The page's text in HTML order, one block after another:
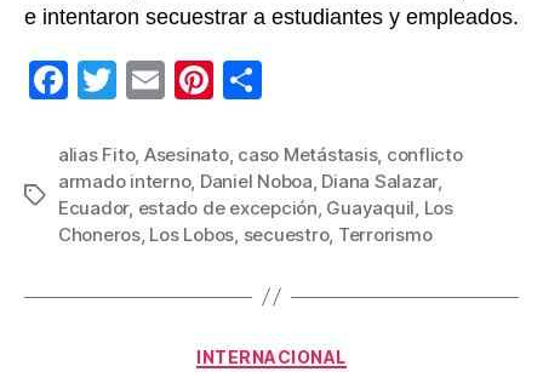
e intentaron secuestrar a estudiantes y empleados.
F
c
e
b
o
T
tt
er
E
ail
Pi
er
e
st
m
p
ar
Etiquetas
alias Fito, Asesinato, caso Metástasis, conflicto
armado interno, Daniel Noboa Diana Salazar,
Ecuador, estado de excepción Guayaquil Los
Choneros, Los Lobos secuestro, Terrorismo
Categorías
INTERNACIONAL